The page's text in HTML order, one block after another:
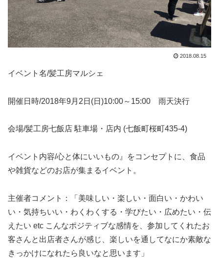
2018.08.15
イベント名/髪工房マルシェ
開催日時/2018年9月2日(日)10:00～15:00 雨天決行
会場/髪工房七飯店 駐車場・店内 (七飯町桜町435-4)
イベント内容/心と体にいいもの』をコンセプトに、食品
や雑貨などのお店が集まるイベント。
主催者コメント：「美味しい・楽しい・面白い・かわい
い・気持ちいい・わくわくする・学びたい・広めたい・伝
えたい etc こんなポジティブな感情を、参加してくれたお
客さんと出店者さんが感じ、楽しいを通してなにか素敵な
きっかけになれたら良いなと思います」